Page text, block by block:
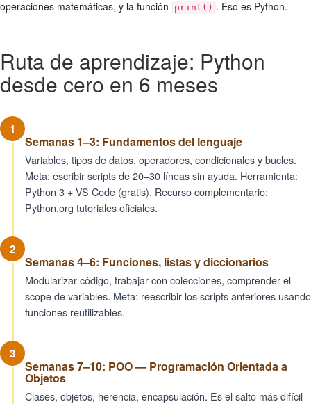
operaciones matemáticas, y la función
print() . Eso es Python.
Ruta de aprendizaje: Python
desde cero en 6 meses
1
Semanas 1–3: Fundamentos del lenguaje
Variables, tipos de datos, operadores, condicionales y bucles.
Meta: escribir scripts de 20–30 líneas sin ayuda. Herramienta:
Python 3 + VS Code (gratis). Recurso complementario:
Python.org tutoriales oficiales.
2
Semanas 4–6: Funciones, listas y diccionarios
Modularizar código, trabajar con colecciones, comprender el
scope de variables. Meta: reescribir los scripts anteriores usando
funciones reutilizables.
3
Semanas 7–10: POO — Programación Orientada a
Objetos
Clases, objetos, herencia, encapsulación. Es el salto más difícil